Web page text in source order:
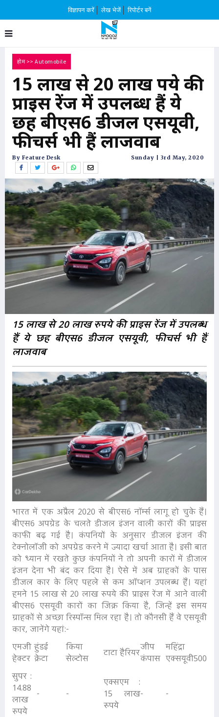
विज्ञापन करें लेख भेजें रिपोर्टर बनें
होम>> Automobile
15 लाख से 20 लाख रुपये की
प्राइस रेंज में उपलब्ध हैं ये
छह बीएस6 डीजल एसयूवी,
फीचर्स भी हैं लाजवाब
By Feature Desk Sunday | 3rd May, 2020
15 लाख से 20 लाख रुपये की प्राइस रेंज में उपलब्ध
हैं ये छह बीएस6 डीजल एसयूवी, फीचर्स भी हैं
लाजवाब
भारत में एक अप्रैल 2020 से बीएस6 नॉर्म्स लागू हो चुके हैं।
बीएस6 अपग्रेड के चलते डीजल इंजन वाली कारों की प्राइस
काफी बढ़ गई है। कंपनियों के अनुसार डीजल इंजन की
टेक्नोलॉजी को अपग्रेड करने में ज्यादा खर्चा आता है। इसी बात
को ध्यान में रखते कुछ कंपनियों ने तो अपनी कारों में डीजल
इंजन देना भी बंद कर दिया है। ऐसे में अब ग्राहकों के पास
डीजल कार के लिए पहले से कम ऑप्शन उपलब्ध हैं। यहां
हमने 15 लाख से 20 लाख रुपये की प्राइस रेंज में आने वाली
बीएस6 एसयूवी कारों का जिक्र किया है, जिन्हें इस समय
ग्राहकों से अच्छा रिस्पॉन्स मिल रहा है। तो कौनसी हैं वे एसयूवी
कार, जानेंगे यहां:-
एमजी
हेक्टर
हुंडई
क्रेटा
किया
सेल्टोस
टाटा हैरियरजीप
कंपास
महिंद्रा
एक्सयूवी500
सुपर :
14.88
लाख
रुपये
- -
एक्सएम :
15 लाख
रुपये
- -